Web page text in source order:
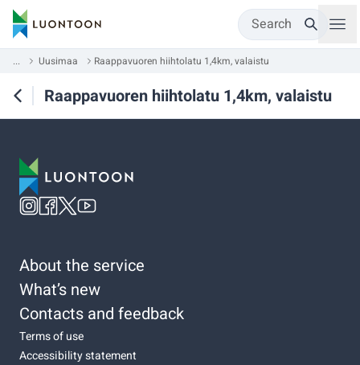
Search
... Uusimaa Raappavuoren hiihtolatu 1,4km, valaistu
Raappavuoren hiihtolatu 1,4km, valaistu
About the service
What’s new
Contacts and feedback
Terms of use
Accessibility statement